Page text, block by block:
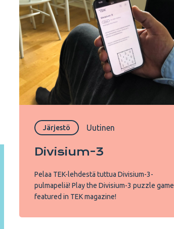
Järjestö Uutinen
Divisium-3
Pelaa TEK-lehdestä tuttua Divisium-3-
pulmapeliä! Play the Divisium-3 puzzle game
featured in TEK magazine!